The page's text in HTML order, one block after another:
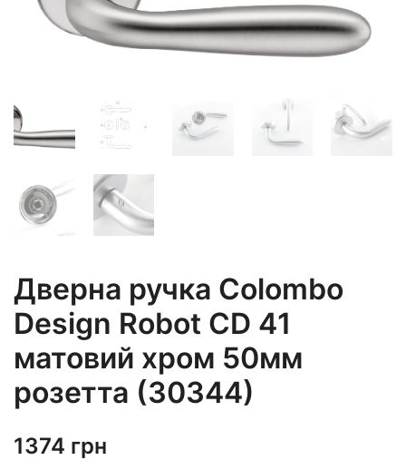
Дверна ручка Colombo
Design Robot CD 41
матовий хром 50мм
розетта (30344)
1374 грн